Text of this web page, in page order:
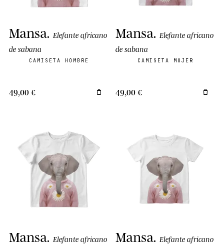
Mansa. Elefante africano
de sabana
CAMISETA HOMBRE
49,00 €
Mansa. Elefante africano
de sabana
CAMISETA MUJER
49,00 €
Mansa. Elefante africano
Mansa. Elefante africano